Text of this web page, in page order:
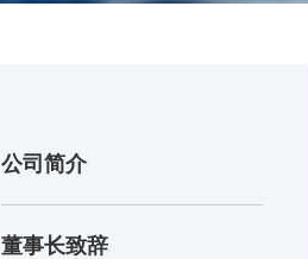
公司简介
董事长致辞